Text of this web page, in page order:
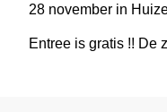
28 november in
Entree is gratis !! De